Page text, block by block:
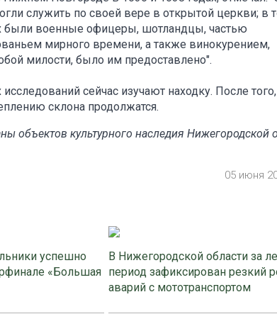
служить по своей вере в открытой церкви; в
были военные офицеры, шотландцы, частью
мирного времени, a также винокурением,
милости, было им предоставлено".
сейчас изучают находку. После
склона продолжатся.
объектов культурного наследия Нижегородской
05 июня
успешно
«Большая
В Нижегородской области за
период зафиксирован резкий
аварий с мототранспортом